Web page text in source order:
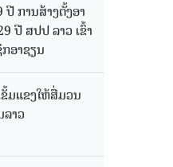
ປີ ການສ້າງຕັ້ງອາ
ປີ ສປປ ລາວ ເຂົ້າ
ອາຊຽນ
ມແຂງໃຫ້ສື່ມວນ
າວ